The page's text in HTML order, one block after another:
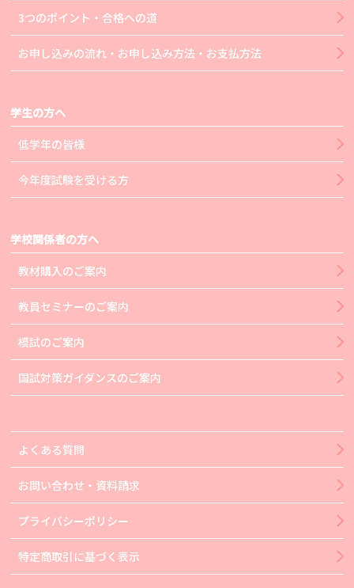
3つのポイント・合格への道
お申し込みの流れ・お申し込み方法・お支払方法
学生の方へ
低学年の皆様
今年度試験を受ける方
学校関係者の方へ
教材購入のご案内
教員セミナーのご案内
模試のご案内
国試対策ガイダンスのご案内
よくある質問
お問い合わせ・資料請求
プライバシーポリシー
特定商取引に基づく表示